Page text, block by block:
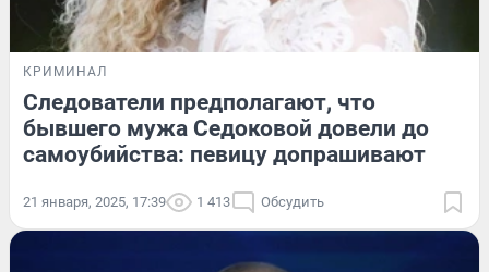
КРИМИНАЛ
Следователи предполагают, что
бывшего мужа Седоковой довели до
самоубийства: певицу допрашивают
21 января, 2025, 17:39 1 413 Обсудить